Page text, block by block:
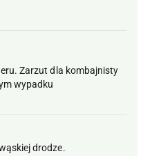
Zarzut dla kombajnisty
wypadku
drodze.